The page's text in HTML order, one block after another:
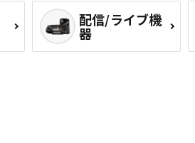
配信/ライブ機
器